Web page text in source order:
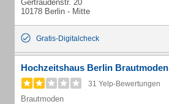
Gertraudenstr. 20
10178 Berlin - Mitte
Gratis-Digitalcheck
Hochzeitshaus Berlin Brautmoden
31 Yelp-Bewertungen
Brautmoden